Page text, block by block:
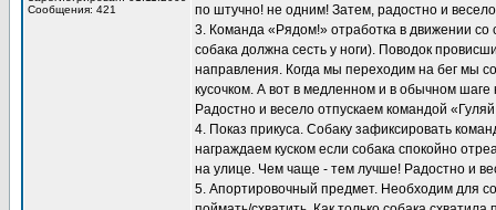
Сообщения: 421
по штучно! не одним! Затем, радостно и
3. Команда «Рядом!» отработка в движении
собака должна сесть у ноги). Поводок
направления. Когда мы переходим на бег мы
кусочком. А вот в медленном и в обычном
Радостно и весело отпускаем командой
4. Показ прикуса. Собаку зафиксировать
награждаем куском если собака спокойно
на улице. Чем чаще - тем лучше! Радостно и
5. Апортировочный предмет. Необходим для